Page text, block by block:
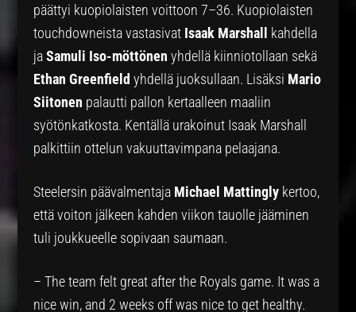
päättyi kuopiolaisten voittoon 7–36. Kuopiolaisten
touchdowneista vastasivat Isaak Marshall
kahdella
jaSamuli Iso-möttönen yhdellä kiinniotollaan sekä
Ethan Greenfield yhdellä juoksullaan. Lisäksi Mario
Siitonen palautti pallon kertaalleen maaliin
syötönkatkosta. Kentällä urakoinut Isaak Marshall
palkittiin ottelun vakuuttavimpana pelaajana.
Steelersin päävalmentaja Michael Mattingly kertoo,
että voiton jälkeen kahden viikon tauolle jääminen
tuli joukkueelle sopivaan saumaan.
– The team felt great after the Royals game. It was a
nice win, and 2 weeks off was nice to get healthy.